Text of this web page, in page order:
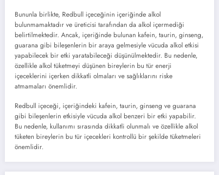
Bununla birlikte, Redbull içeceğinin içeriğinde alkol
bulunmamaktadır ve üreticisi tarafından da alkol içermediği
belirtilmektedir. Ancak, içeriğinde bulunan kafein, taurin, ginseng,
guarana gibi bileşenlerin bir araya gelmesiyle vücuda alkol etkisi
yapabilecek bir etki yaratabileceği düşünülmektedir. Bu nedenle,
özellikle alkol tüketmeyi düşünen bireylerin bu tür enerji
içeceklerini içerken dikkatli olmaları ve sağlıklarını riske
atmamaları önemlidir.
Redbull içeceği, içeriğindeki kafein, taurin, ginseng ve guarana
gibi bileşenlerin etkisiyle vücuda alkol benzeri bir etki yapabilir.
Bu nedenle, kullanımı sırasında dikkatli olunmalı ve özellikle alkol
tüketen bireylerin bu tür içecekleri kontrollü bir şekilde tüketmeleri
önemlidir.